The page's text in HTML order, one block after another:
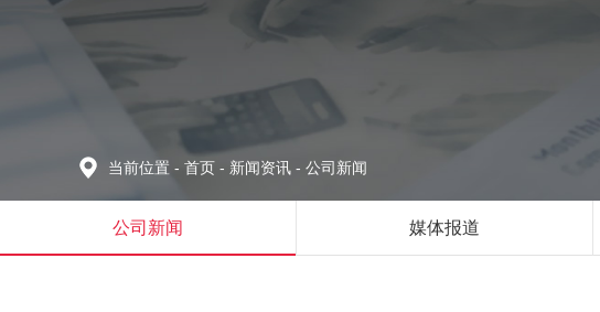
当前位置 - 首页 - 新闻资讯 - 公司新闻
公司新闻 媒体报道